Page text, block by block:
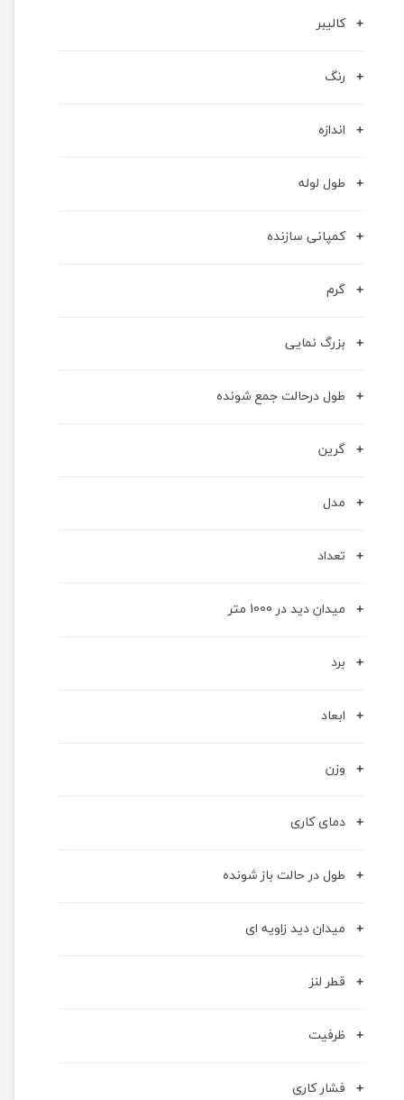
کالیبر
رنگ
اندازه
طول لوله
کمپانی سازنده
گرم
بزرگ نمایی
طول درحالت جمع شونده
گرین
مدل
تعداد
میدان دید در 1000 متر
برد
ابعاد
وزن
دمای کاری
طول در حالت باز شونده
میدان دید زاویه ای
قطر لنز
ظرفیت
فشار کاری